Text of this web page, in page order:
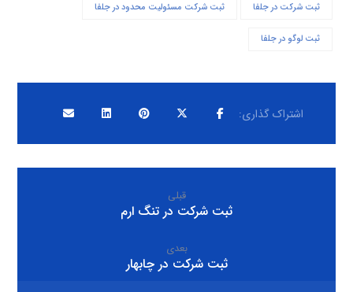
ثبت شرکت در جلفا ثبت شرکت مسئولیت محدود در جلفا
ثبت لوگو در جلفا
قبلی
ثبت شرکت در تنگ ارم
بعدی
ثبت شرکت در چابهار